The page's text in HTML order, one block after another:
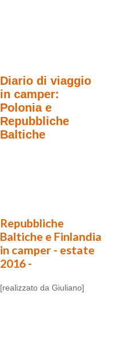
Diario di viaggio
in camper:
Polonia e
Repubbliche
Baltiche
Repubbliche
Baltiche e Finlandia
in camper - estate
2016 -
[realizzato da Giuliano]